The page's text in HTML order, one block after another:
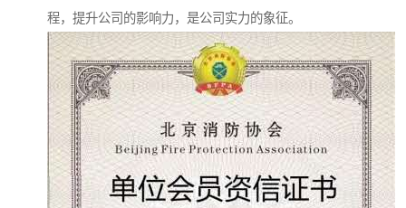
程，提升公司的影响力，是公司实力的象征。